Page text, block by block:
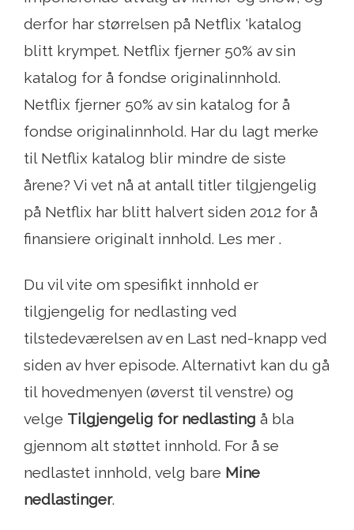
derfor har størrelsen på Netflix 'katalog
blitt krympet. Netflix fjerner 50% av sin
katalog for å fondse originalinnhold.
Netflix fjerner 50% av sin katalog for å
fondse originalinnhold. Har du lagt merke
til Netflix katalog blir mindre de siste
årene? Vi vet nå at antall titler tilgjengelig
på Netflix har blitt halvert siden 2012 for å
finansiere originalt innhold. Les mer .
Du vil vite om spesifikt innhold er
tilgjengelig for nedlasting ved
tilstedeværelsen av en Last ned-knapp ved
siden av hver episode. Alternativt kan du gå
til hovedmenyen (øverst til venstre) og
velge Tilgjengelig for nedlasting å bla
gjennom alt støttet innhold. For å se
nedlastet innhold, velg bare Mine
nedlastinger.